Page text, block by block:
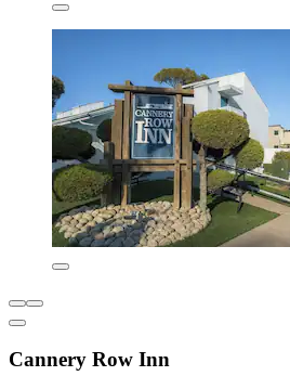
Cannery Row Inn